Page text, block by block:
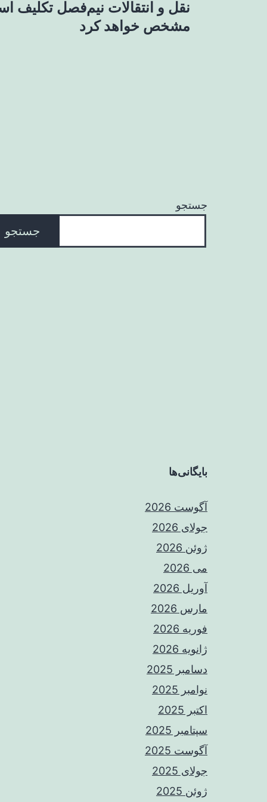
نوشته
نقل و انتقالات نیم‌فصل تکلیف
مشخص خواهد کرد
جستجو
جستجو
بایگانی‌ها
آگوست 2026
جولای 2026
ژوئن 2026
می 2026
آوریل 2026
مارس 2026
فوریه 2026
ژانویه 2026
دسامبر 2025
نوامبر 2025
اکتبر 2025
سپتامبر 2025
آگوست 2025
جولای 2025
ژوئن 2025